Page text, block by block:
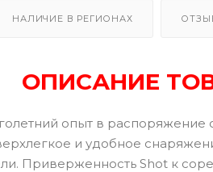
НАЛИЧИЕ В РЕГИОНАХ
ОПИСАНИЕ
опыт в
и удобное
Приверженность Shot к